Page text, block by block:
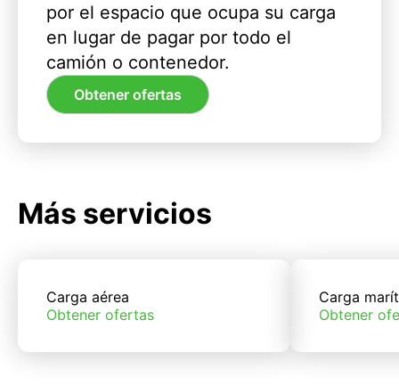
por el espacio que ocupa su carga
en lugar de pagar por todo el
camión o contenedor.
Obtener ofertas
Más servicios
Carga aérea
Obtener ofertas
Carga
Obtener